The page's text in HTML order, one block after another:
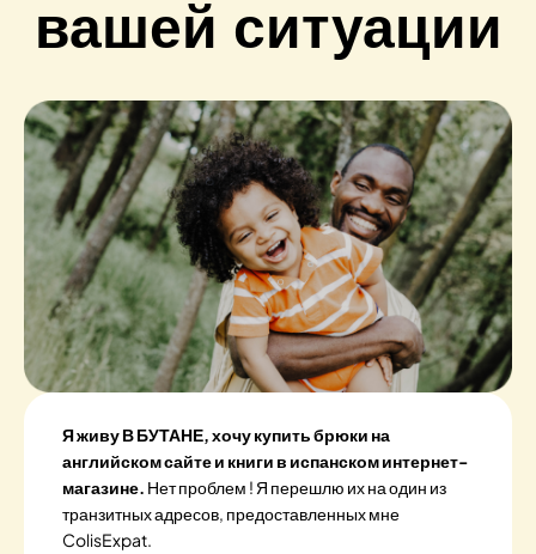
вашей ситуации
Я живу В БУТАНЕ, хочу купить брюки на
английском сайте и книги в испанском интернет-
магазине. Нет проблем ! Я перешлю их на один из
транзитных адресов, предоставленных мне
ColisExpat.